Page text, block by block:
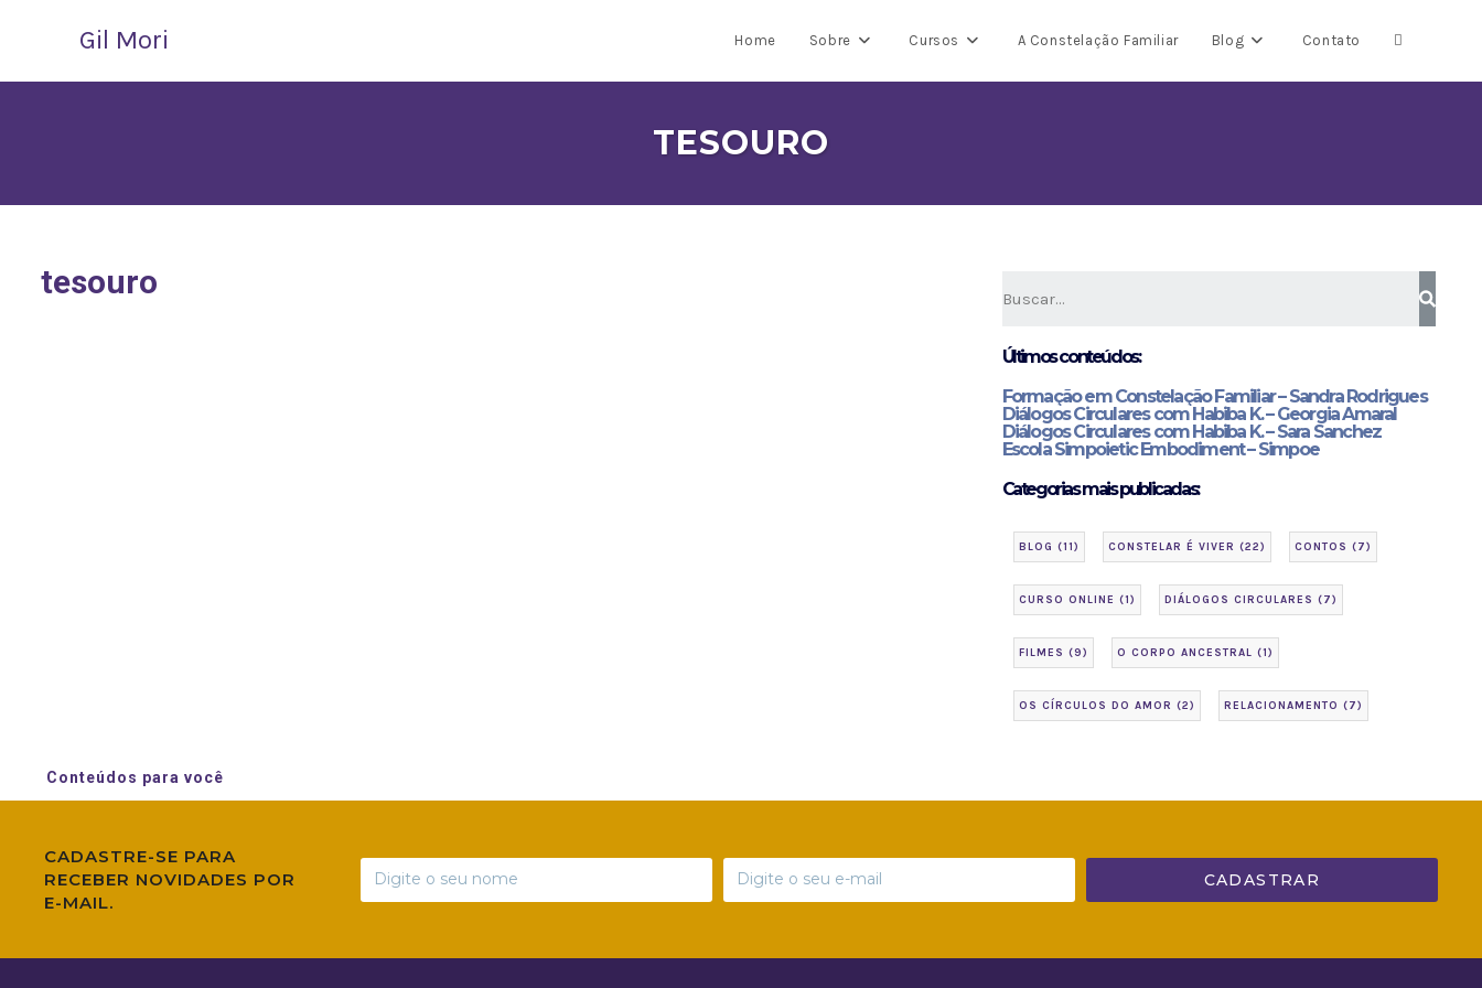
Gil Mori Home Sobre Cursos A Constelação Familiar Blog Contato
TESOURO
tesouro
Últimos conteúdos:
Formação em Constelação Familiar – Sandra Rodrigues
Diálogos Circulares com Habiba K. – Georgia Amaral
Diálogos Circulares com Habiba K. – Sara Sanchez
Escola Simpoietic Embodiment – Simpoe
Categorias mais publicadas:
BLOG (11) CONSTELAR É VIVER (22) CONTOS (7)
CURSO ONLINE (1) DIÁLOGOS CIRCULARES (7)
FILMES (9) O CORPO ANCESTRAL (1)
OS CÍRCULOS DO AMOR (2) RELACIONAMENTO (7)
Conteúdos para você
CADASTRE-SE PARA
RECEBER NOVIDADES POR
E-MAIL.
CADASTRAR